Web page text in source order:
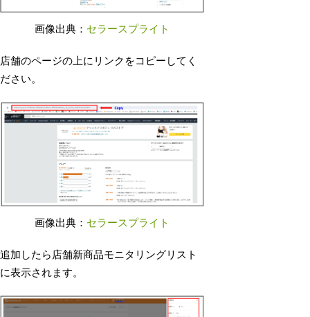
画像出典： セラースプライト
店舗のページの上にリンクをコピーしてく
ださい。
画像出典： セラースプライト
追加したら店舗新商品モニタリングリスト
に表示されます。